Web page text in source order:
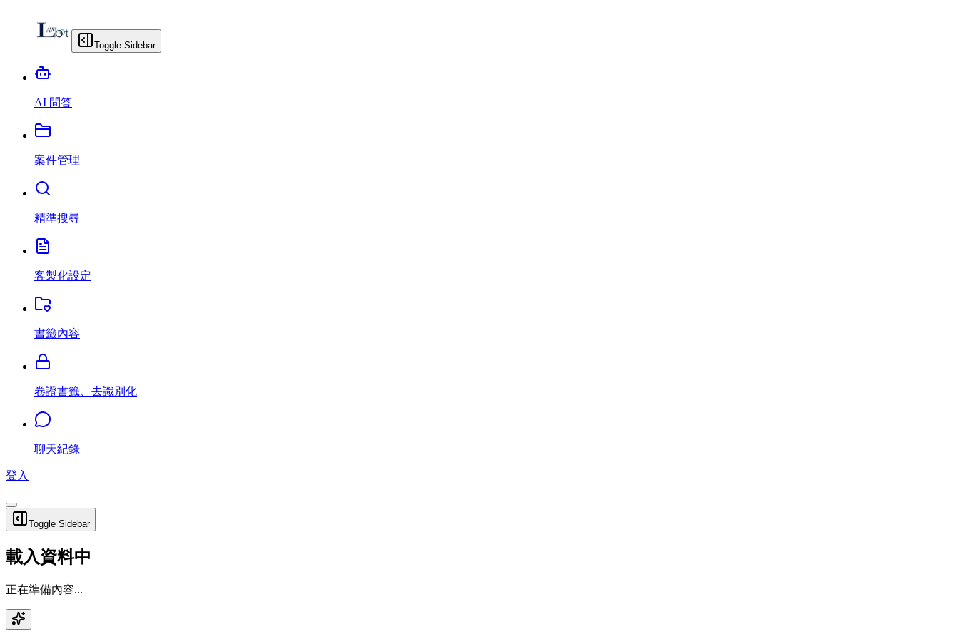
Toggle Sidebar
AI 問答
案件管理
精準搜尋
客製化設定
書籤內容
卷證書籤、去識別化
聊天紀錄
登入
Toggle Sidebar
載入資料中
正在準備內容...